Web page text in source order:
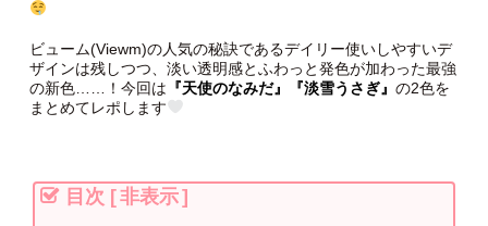
ビューム(Viewm)の人気の秘訣であるデイリー使いしやすいデ
ザインは残しつつ、淡い透明感とふわっと発色が加わった最強
の新色……！今回は 『天使のなみだ』『淡雪うさぎ』 の2色を
まとめてレポします
目次 [非表示]